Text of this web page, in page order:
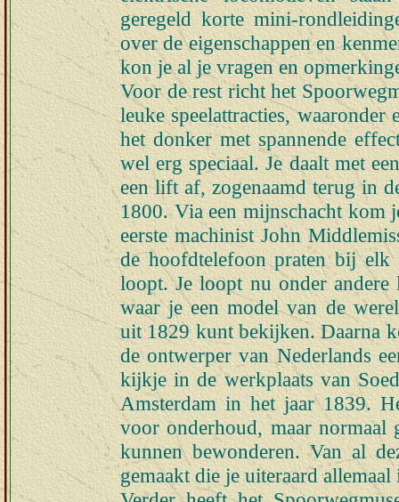
geregeld korte mini-
over de eigenschappen en
kon je al je vragen en
Voor de rest richt het
leuke speelattracties, waaronder
het donker met spannende
wel erg speciaal. Je daalt met
een lift af, zogenaamd terug in
1800. Via een mijnschacht kom
eerste machinist John
de hoofdtelefoon praten bij
loopt. Je loopt nu onder andere
waar je een model van de
uit 1829 kunt bekijken. Daarna
de ontwerper van Nederlands
kijkje in de werkplaats van
Amsterdam in het jaar 1839.
voor onderhoud, maar normaal
kunnen bewonderen. Van al
gemaakt die je uiteraard